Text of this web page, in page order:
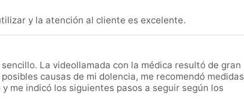
y la atención al cliente es excelente.
La videollamada con la médica resultó de gran
causas de mi dolencia, me recomendó medidas
me indicó los siguientes pasos a seguir según los